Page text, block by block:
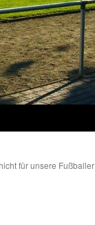
für unsere Fußballer